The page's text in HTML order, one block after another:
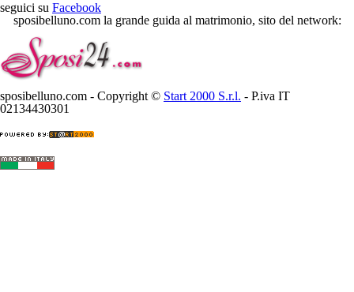
seguici su Facebook
sposibelluno.com la grande guida al matrimonio, sito del network:
sposibelluno.com - Copyright © Start 2000 S.r.l. - P.iva IT
02134430301